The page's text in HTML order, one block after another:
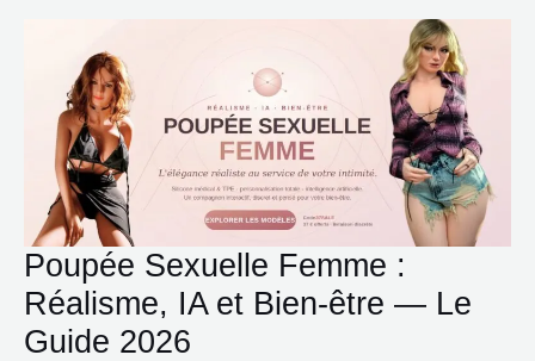
Poupée Sexuelle Femme :
Réalisme, IA et Bien-être — Le
Guide 2026